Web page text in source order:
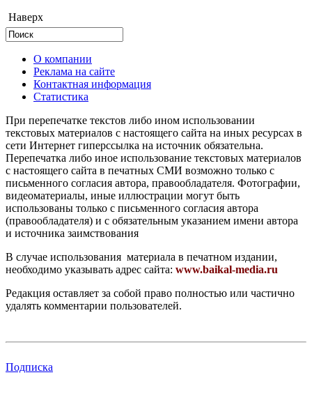
Наверх
О компании
Реклама на сайте
Контактная информация
Статистика
При перепечатке текстов либо ином использовании
текстовых материалов с настоящего сайта на иных ресурсах в
сети Интернет гиперссылка на источник обязательна.
Перепечатка либо иное использование текстовых материалов
с настоящего сайта в печатных СМИ возможно только с
письменного согласия автора, правообладателя. Фотографии,
видеоматериалы, иные иллюстрации могут быть
использованы только с письменного согласия автора
(правообладателя) и с обязательным указанием имени автора
и источника заимствования
В случае использования материала в печатном издании,
необходимо указывать адрес сайта: www.baikal-media.ru
Редакция оставляет за собой право полностью или частично
удалять комментарии пользователей.
Подписка